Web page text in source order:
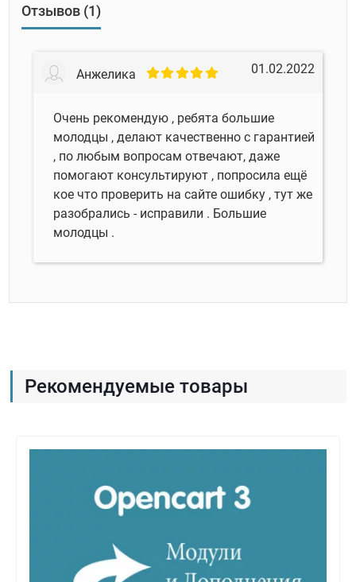
Отзывов (1)
Анжелика 01.02.2022
Очень рекомендую , ребята большие
молодцы , делают качественно с гарантией
, по любым вопросам отвечают, даже
помогают консультируют , попросила ещё
кое что проверить на сайте ошибку , тут же
разобрались - исправили . Большие
молодцы .
Рекомендуемые товары